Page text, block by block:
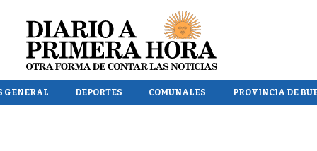
GENERAL DEPORTES COMUNALES PROVINCIA DE